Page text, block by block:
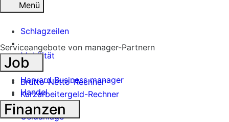
Menü
Schlagzeilen
Mobilität
Tech
Harvard Business manager
Handel
Banken
Geldanlage
Serviceangebote von manager-Partnern
Job
Brutto-Netto-Rechner
Kurzarbeitergeld-Rechner
Finanzen